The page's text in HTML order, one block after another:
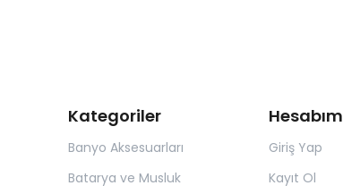
Kategoriler
Banyo Aksesuarları
Batarya ve Musluk
Hesabım
Giriş Yap
Kayıt Ol